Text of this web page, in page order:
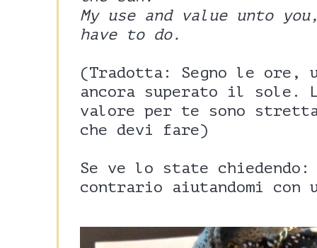
My use and value unto
have to do.
(Tradotta: Segno le ore,
ancora superato il
valore per te sono
che devi fare)
Se ve lo state
contrario aiutandomi